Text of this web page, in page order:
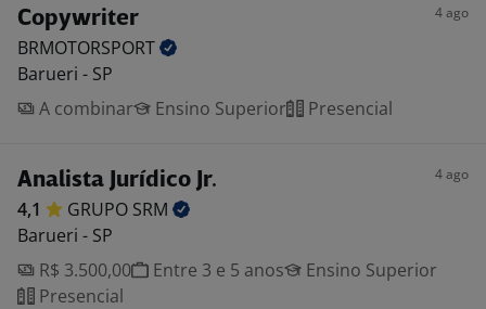
Copywriter 4 ago
BRMOTORSPORT
Barueri - SP
A combinar
Ensino Superior Presencial
Analista Jurídico Jr. 4 ago
4,1 GRUPO SRM
Barueri - SP
R$ 3.500,00
Entre 3 e 5 anos
Ensino Superior
Presencial